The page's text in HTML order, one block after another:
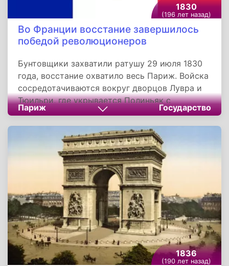
1830
(196 лет назад)
Во Франции восстание завершилось
победой революционеров
Бунтовщики захватили ратушу 29 июля 1830
года, восстание охватило весь Париж. Войска
сосредотачиваются вокруг дворцов Лувра и
Тюильри, где укрывается Полиньяк с
соратниками. Внезапно два полка переходят
на сторону восстания, остальные вынуждены
сдать позиции и практически бежать по
Елисейским Полям. Позже толпа студентов,
рабочих и буржуа захватывает и поджигает
казармы швейцарских наемников - самой
искусной в бою и потому ненавидимой части
государственных войск. К вечеру становится
понятно, что революция окончательно
победила.
Париж Государство
1836
(190 лет назад)